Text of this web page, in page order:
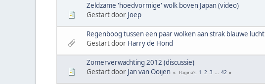
Zeldzame 'hoedvormige' wolk boven Japan (video)
Gestart door Joep
Regenboog tussen een paar wolken aan strak blauwe lucht
Gestart door Harry de Hond
Zomerverwachting 2012 (discussie)
Gestart door Jan van Ooijen Pagina's 1 2 3 ... 42